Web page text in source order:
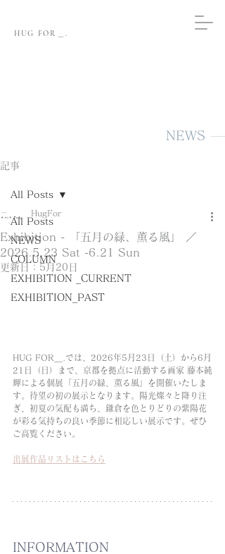
HUG FOR＿.
NEWS
記事
All Posts
NEWS
COLUMN
EXHIBITION _CURRENT
EXHIBITION_PAST
All Posts
Exhibition - 「五月の緑、薫る風」 ／
2026.5.23 Sat -6.21 Sun
HugFor
更新日： 5月20日
HUG FOR＿.では、2026年5月23日（土）から6月
21日（日）まで、京都を拠点に活動する画家 藤本純
輝による個展「五月の緑、薫る風」を開催いたしま
す。待望の初の展示となります。陽光燦々と降り注
ぎ、初夏の気配も満ち、鎌倉を色とりどりの紫陽花
が彩る気持ちの良い季節に相応しい展示です。ぜひ
ご高覧ください。
出展作品リストはこちら
INFORMATION